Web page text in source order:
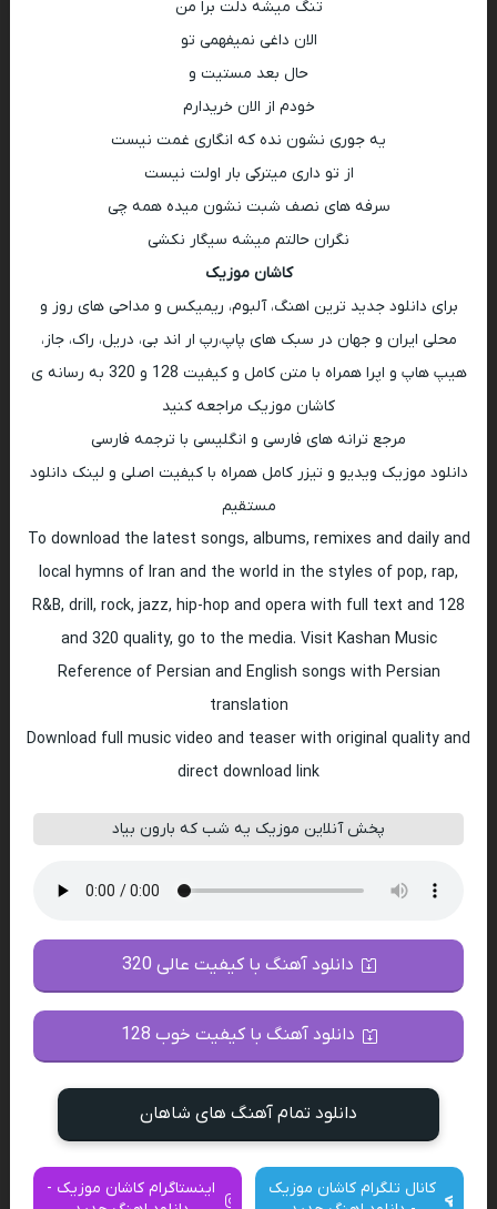
تنگ میشه دلت برا من
الان داغی نمیفهمی تو
حال بعد مستیت و
خودم از الان خریدارم
یه جوری نشون نده که انگاری غمت نیست
از تو داری میترکی بار اولت نیست
سرفه های نصف شبت نشون میده همه چی
نگران حالتم میشه سیگار نکشی
کاشان موزیک
برای دانلود جدید ترین اهنگ، آلبوم، ریمیکس و مداحی های روز و
محلی ایران و جهان در سبک های پاپ،رپ ار اند بی، دریل، راک، جاز،
هیپ هاپ و اپرا همراه با متن کامل و کیفیت 128 و 320 به رسانه ی
کاشان موزیک مراجعه کنید
مرجع ترانه های فارسی و انگلیسی با ترجمه فارسی
دانلود موزیک ویدیو و تیزر کامل همراه با کیفیت اصلی و لینک دانلود
مستقیم
To download the latest songs, albums, remixes and daily and
local hymns of Iran and the world in the styles of pop, rap,
R&B, drill, rock, jazz, hip-hop and opera with full text and 128
and 320 quality, go to the media. Visit Kashan Music
Reference of Persian and English songs with Persian
translation
Download full music video and teaser with original quality and
direct download link
پخش آنلاین موزیک یه شب که بارون بیاد
دانلود آهنگ با کیفیت عالی 320
دانلود آهنگ با کیفیت خوب 128
دانلود تمام آهنگ های شاهان
کانال تلگرام کاشان موزیک
اینستاگرام کاشان موزیک -